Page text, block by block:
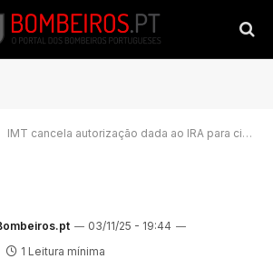
IMT cancela autorização dada ao IRA para circular em marcha de urgência
03/11/25 - 19:44
1 Leitura mínima